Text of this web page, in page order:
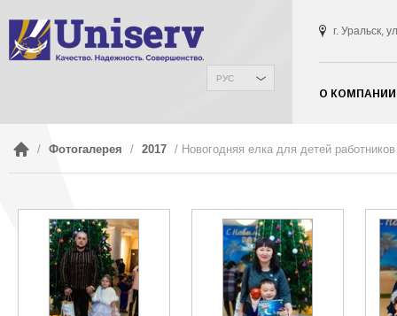
РУС
г. Уральск,
О КОМПАНИИ
/ Фотогалерея / 2017 / Новогодняя елка для детей